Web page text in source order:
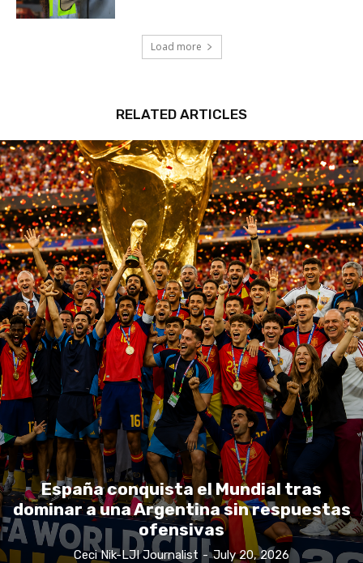
Load more
RELATED ARTICLES
España conquista el Mundial tras
dominar a una Argentina sin respuestas
ofensivas
Ceci Nik-LJI Journalist - July 20, 2026